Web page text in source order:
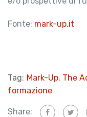
Fonte: mark-up.it
Tag: Mark-Up, The
formazione
Share: